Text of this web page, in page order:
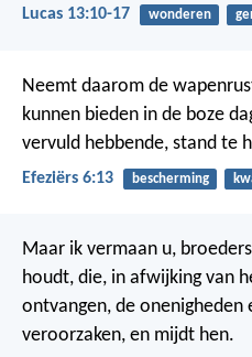
Lucas 13:10-17 wonderen
Neemt daarom de
kunnen bieden in de boze
vervuld hebbende, stand te
Efeziërs 6:13 bescherming
Maar ik vermaan u,
houdt, die, in afwijking van
ontvangen, de onenigheden
veroorzaken, en mijdt hen.